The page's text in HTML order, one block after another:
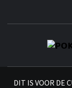
DIT IS VOOR DE